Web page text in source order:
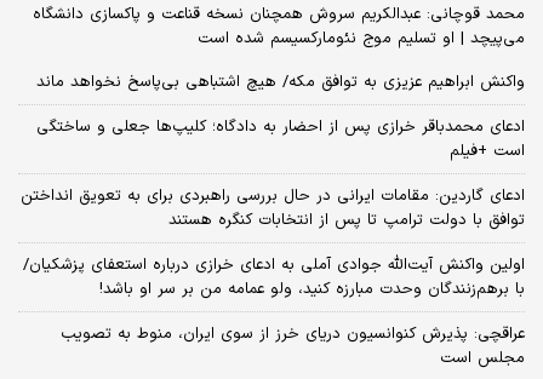
محمد قوچانی: عبدالکریم سروش همچنان نسخه قناعت و پاکسازی دانشگاه
می‌پیچد | او تسلیم موج نئومارکسیسم شده است
واکنش ابراهیم عزیزی به توافق مکه/ هیچ اشتباهی بی‌پاسخ نخواهد ماند
ادعای محمدباقر خرازی پس از احضار به دادگاه؛ کلیپ‌ها جعلی و ساختگی
است +فیلم
ادعای گاردین: مقامات ایرانی در حال بررسی راهبردی برای به تعویق انداختن
توافق با دولت ترامپ تا پس از انتخابات کنگره هستند
اولین واکنش آیت‌الله جوادی آملی به ادعای خرازی درباره استعفای پزشکیان/
با برهم‌زنندگان وحدت مبارزه کنید، ولو عمامه من بر سر او باشد!
عراقچی: پذیرش کنوانسیون دریای خرز از سوی ایران، منوط به تصویب
مجلس است